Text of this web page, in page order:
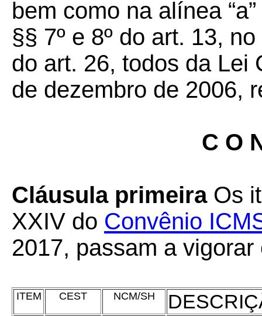
bem como na alínea
§§ 7º e 8º do art. 13,
do art. 26, todos da Lei
de dezembro de 2006,
C O
Cláusula primeira Os
XXIV do Convênio
2017, passam a
ITEM CEST NCM/SH